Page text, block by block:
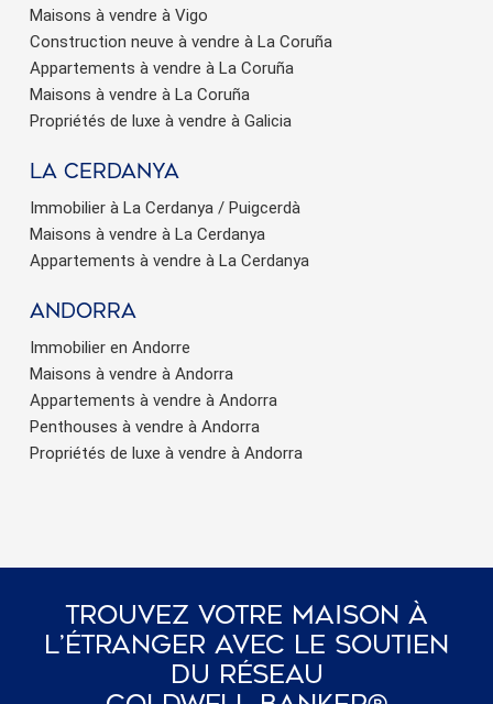
Maisons à vendre à Vigo
Construction neuve à vendre à La Coruña
Appartements à vendre à La Coruña
Maisons à vendre à La Coruña
Propriétés de luxe à vendre à Galicia
La Cerdanya
Immobilier à La Cerdanya / Puigcerdà
Maisons à vendre à La Cerdanya
Appartements à vendre à La Cerdanya
Andorra
Immobilier en Andorre
Maisons à vendre à Andorra
Appartements à vendre à Andorra
Penthouses à vendre à Andorra
Propriétés de luxe à vendre à Andorra
Trouvez Votre Maison À
L’étranger Avec Le Soutien
Du Réseau
Enregistrer les paramètres